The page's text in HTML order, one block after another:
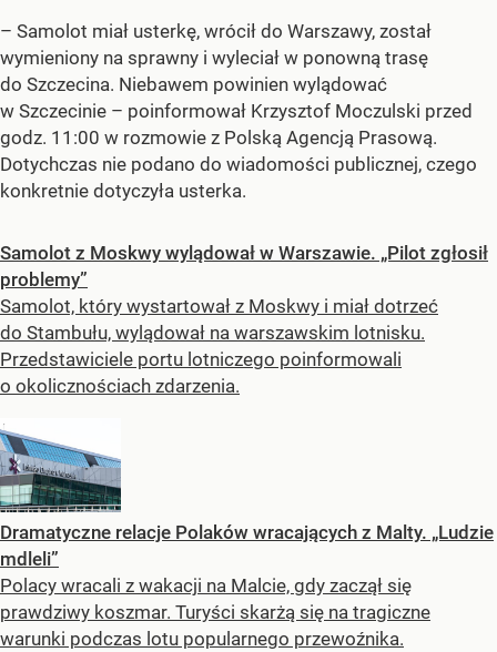
– Samolot miał usterkę, wrócił do Warszawy, został
wymieniony na sprawny i wyleciał w ponowną trasę
do Szczecina. Niebawem powinien wylądować
w Szczecinie – poinformował Krzysztof Moczulski przed
godz. 11:00 w rozmowie z Polską Agencją Prasową.
Dotychczas nie podano do wiadomości publicznej, czego
konkretnie dotyczyła usterka.
Samolot z Moskwy wylądował w Warszawie. „Pilot zgłosił
problemy”
Samolot, który wystartował z Moskwy i miał dotrzeć
do Stambułu, wylądował na warszawskim lotnisku.
Przedstawiciele portu lotniczego poinformowali
o okolicznościach zdarzenia.
Dramatyczne relacje Polaków wracających z Malty. „Ludzie
mdleli”
Polacy wracali z wakacji na Malcie, gdy zaczął się
prawdziwy koszmar. Turyści skarżą się na tragiczne
warunki podczas lotu popularnego przewoźnika.